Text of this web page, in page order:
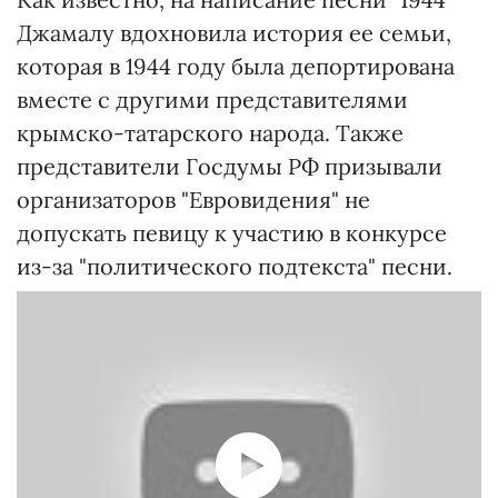
Джамалу вдохновила история ее семьи,
которая в 1944 году была депортирована
вместе с другими представителями
крымско-татарского народа. Также
представители Госдумы РФ призывали
организаторов "Евровидения" не
допускать певицу к участию в конкурсе
из-за "политического подтекста" песни.